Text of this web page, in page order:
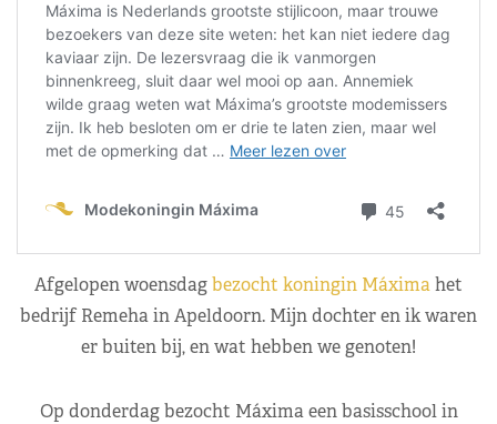
Afgelopen woensdagbezocht koningin Máximahet
bedrijf Remeha in Apeldoorn. Mijn dochter en ik waren
er buiten bij, en wat hebben we genoten!
Op donderdag bezocht Máxima een basisschool in